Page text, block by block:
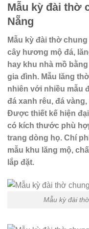
Mẫu kỳ đài thờ
Nẵng
Mẫu kỳ đài thờ chung
cây hương mộ đá,
hay khu nhà mồ
gia đình. Mẫu lăng
nhiên với nhiều mẫu
đá xanh rêu, đá
Được thiết kế hiện
có kích thước phù
trang dòng họ. Chí
mẫu khu lăng mộ,
lắp đặt.
Mẫu kỳ đài